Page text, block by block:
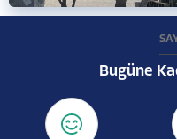
Bugüne